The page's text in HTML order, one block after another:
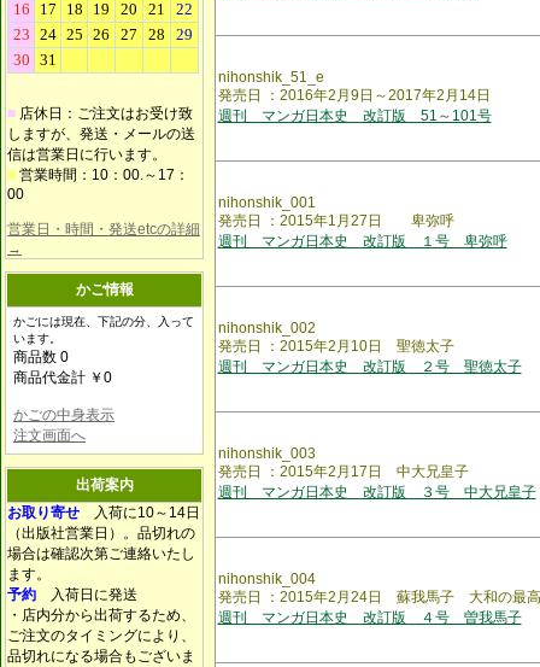
■ 店休日：ご注文はお受け致
しますが、発送・メールの送
信は営業日に行います。
■ 営業時間：10：00.～17：
00
営業日・時間・発送etcの詳細
→
かご情報
かごには現在、下記の分、入って
います。
商品数 0
商品代金計 ￥0
かごの中身表示
注文画面へ
出荷案内
お取り寄せ 入荷に10～14日
（出版社営業日）。品切れの
場合は確認次第ご連絡いたし
ます。
予約 入荷日に発送
・店内分から出荷するため、
ご注文のタイミングにより、
品切れになる場合もございま
nihonshik_51_e
発売日 ：2016年2月9日～2017年2月14日
週刊 マンガ日本史 改訂版 51～101号
nihonshik_001
発売日 ：2015年1月27日 卑弥呼
週刊 マンガ日本史 改訂版 １号 卑弥呼
nihonshik_002
発売日 ：2015年2月10日 聖徳太子
週刊 マンガ日本史 改訂版 ２号 聖徳太子
nihonshik_003
発売日 ：2015年2月17日 中大兄皇子
週刊 マンガ日本史 改訂版 ３号 中大兄皇子
nihonshik_004
発売日 ：2015年2月24日 蘇我馬子 大和の最
週刊 マンガ日本史 改訂版 ４号 曽我馬子